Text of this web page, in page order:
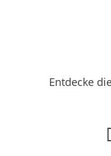
Entdecke